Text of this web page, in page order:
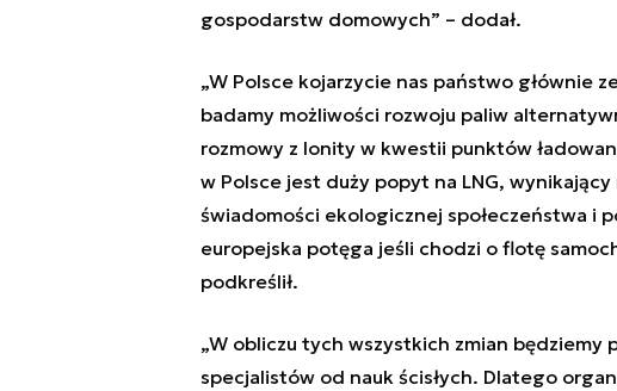
gospodarstw domowych” – dodał.
„W Polsce kojarzycie nas państwo głównie
badamy możliwości rozwoju paliw
rozmowy z Ionity w kwestii punktów
w Polsce jest duży popyt na LNG,
świadomości ekologicznej społeczeństwa i
europejska potęga jeśli chodzi o flotę
podkreślił.
„W obliczu tych wszystkich zmian
specjalistów od nauk ścisłych. Dlatego